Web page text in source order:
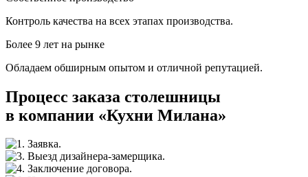
Контроль качества на всех этапах производства.
Более 9 лет на рынке
Обладаем обширным опытом и отличной репутацией.
Процесс заказа столешницы
в компании «Кухни Милана»